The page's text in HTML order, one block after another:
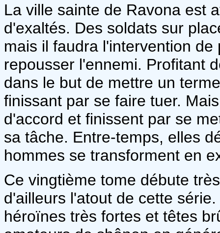
La ville sainte de Ravona est
d'exaltés. Des soldats sur
mais il faudra l'intervention
repousser l'ennemi. Profitant
dans le but de mettre un
finissant par se faire tuer.
d'accord et finissent par se
sa tâche. Entre-temps, elles
hommes se transforment en
Ce vingtième tome débute
d'ailleurs l'atout de cette
héroïnes très fortes et têtes